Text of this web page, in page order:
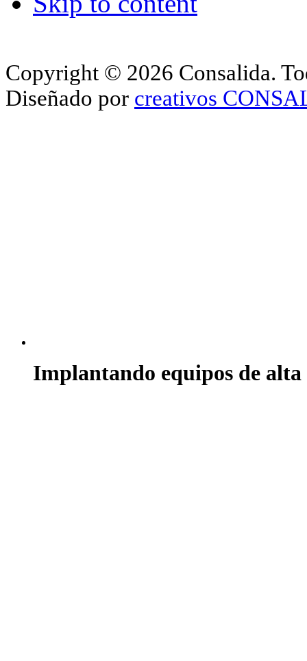
Implantando equipos de
Copyright © 2026 Consalida.
Diseñado por creativos